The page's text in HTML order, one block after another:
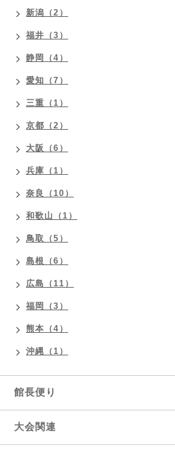
新潟（2）
福井（3）
静岡（4）
愛知（7）
三重（1）
京都（2）
大阪（6）
兵庫（1）
奈良（10）
和歌山（1）
鳥取（5）
島根（6）
広島（11）
福岡（3）
熊本（4）
沖縄（1）
館長便り
大会関連